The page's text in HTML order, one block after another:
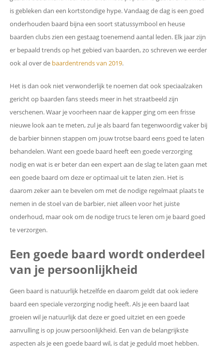
is gebleken dan een kortstondige hype. Vandaag de dag is een goed
onderhouden baard bijna een soort statussymbool en heuse
baarden clubs zien een gestaag toenemend aantal leden. Elk jaar zijn
er bepaald trends op het gebied van baarden, zo schreven we eerder
ook al over de baardentrends van 2019.
Het is dan ook niet verwonderlijk te noemen dat ook speciaalzaken
gericht op baarden fans steeds meer in het straatbeeld zijn
verschenen. Waar je voorheen naar de kapper ging om een frisse
nieuwe look aan te meten, zul je als baard fan tegenwoordig vaker bij
de barbier binnen stappen om jouw trotse baard eens goed te laten
behandelen. Want een goede baard heeft een goede verzorging
nodig en wat is er beter dan een expert aan de slag te laten gaan met
een goede baard om deze er optimaal uit te laten zien. Het is
daarom zeker aan te bevelen om met de nodige regelmaat plaats te
nemen in de stoel van de barbier, niet alleen voor het juiste
onderhoud, maar ook om de nodige trucs te leren om je baard goed
te verzorgen.
Een goede baard wordt onderdeel
van je persoonlijkheid
Geen baard is natuurlijk hetzelfde en daarom geldt dat ook iedere
baard een speciale verzorging nodig heeft. Als je een baard laat
groeien wil je natuurlijk dat deze er goed uitziet en een goede
aanvulling is op jouw persoonlijkheid. Een van de belangrijkste
aspecten als je een goede baard wil, is dat je geduld moet hebben.